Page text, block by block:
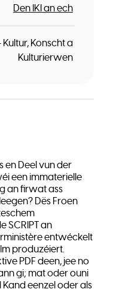
Den IKI an ech
Kultur, Konscht a
Kulturierwen
en Deel vun der
een immaterielle
an firwat ass
Dës Froen
SCRIPT an
entwéckelt
produzéiert.
PDF deen, jee no
gi; mat oder ouni
eenzel oder als